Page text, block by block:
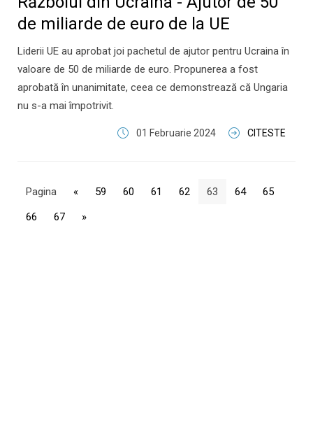
de miliarde de euro de la UE
Liderii UE au aprobat joi pachetul de ajutor pentru Ucraina în
valoare de 50 de miliarde de euro. Propunerea a fost
aprobată în unanimitate, ceea ce demonstrează că Ungaria
nu s-a mai împotrivit.
01 Februarie 2024 CITESTE
Pagina « 59 60 61 62 63 64
65
66
67 »